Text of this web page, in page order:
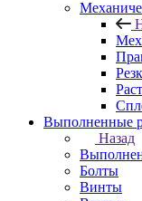
Выполненные
Назад
Болты
Винты